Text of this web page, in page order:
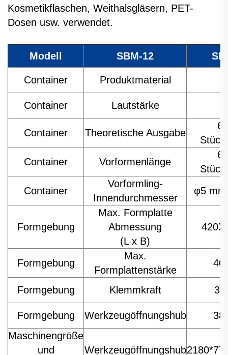
Kosmetikflaschen, Weithalsgläsern, PET-
Dosen usw. verwendet.
Modell SBM-12
Container Produktmaterial
Container Lautstärke
Container Theoretische Ausgabe
Container
Vorformenlänge
Container
Vorformling-
Innendurchmesser
φ5
Formgebung
Max. Formplatte
Abmessung
(L x B)
Formgebung
Max.
Formplattenstärke
Formgebung Klemmkraft
Formgebung Werkzeugöffnungshub
Maschinengröße
und
Werkzeugöffnungshub